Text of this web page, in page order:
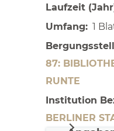
Laufzeit
Umfang
1
87:
RUNTE
Institution
BERLINER